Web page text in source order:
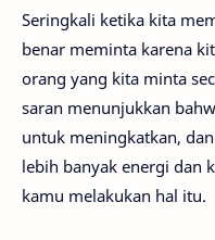
Seringkali ketika kita
benar meminta karena
orang yang kita minta
saran menunjukkan
untuk meningkatkan,
lebih banyak energi dan
kamu melakukan hal itu.